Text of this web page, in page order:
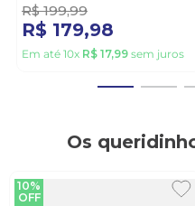
R$ 199,99
R$ 179,98
Em até 10x R$ 17,99 sem juros
Os
10%
OFF